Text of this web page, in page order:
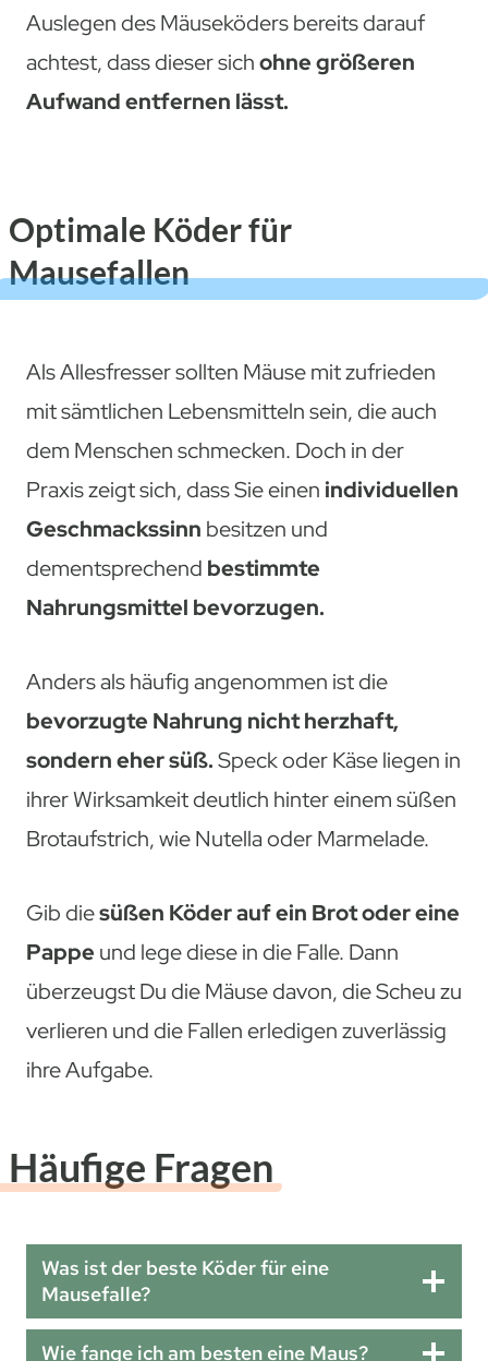
Auslegen des Mäuseköders bereits darauf
achtest, dass dieser sichohne größeren
Aufwand entfernen lässt.
Optimale Köder für
Mausefallen
Als Allesfresser sollten Mäuse mit zufrieden
mit sämtlichen Lebensmitteln sein, die auch
dem Menschen schmecken. Doch in der
Praxis zeigt sich, dass Sie einen individuellen
Geschmackssinn besitzen und
dementsprechend bestimmte
Nahrungsmittel bevorzugen.
Anders als häufig angenommen ist die
bevorzugte Nahrung nicht herzhaft,
sondern eher süß.Speck oder Käse liegen in
ihrer Wirksamkeit deutlich hinter einem süßen
Brotaufstrich, wie Nutella oder Marmelade.
Gib diesüßen Köder auf ein Brot oder eine
Pappe und lege diese in die Falle. Dann
überzeugst Du die Mäuse davon, die Scheu zu
verlieren und die Fallen erledigen zuverlässig
ihre Aufgabe.
Häufige Fragen
Was ist der beste Köder für eine
Mausefalle?
Wie fange ich am besten eine Maus?